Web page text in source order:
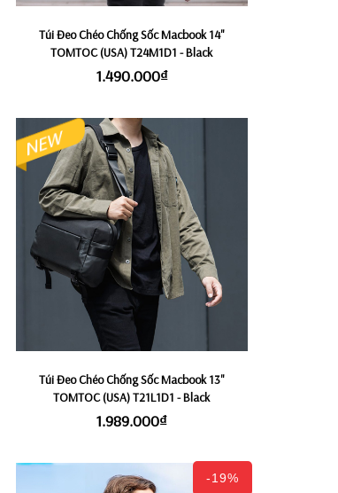
Túi Đeo Chéo Chống Sốc Macbook 14"
TOMTOC (USA) T24M1D1 - Black
1.490.000₫
Túi Đeo Chéo Chống Sốc Macbook 13"
TOMTOC (USA) T21L1D1 - Black
1.989.000₫
-19%